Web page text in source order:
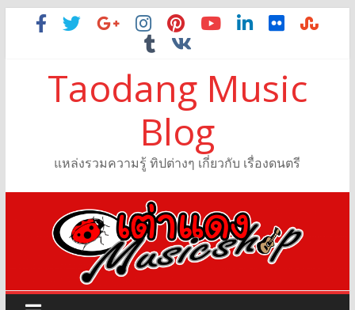
Taodang Music
Blog
แหล่งรวมความรู้ ทิปต่างๆ เกี่ยวกับ เรื่องดนตรี